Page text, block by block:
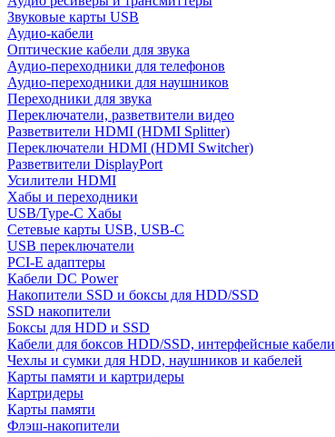
Звуковые карты USB
Аудио-кабели
Оптические кабели для звука
Аудио-переходники для телефонов
Аудио-переходники для наушников
Переходники для звука
Переключатели, разветвители видео
Разветвители HDMI (HDMI Splitter)
Переключатели HDMI (HDMI Switcher)
Разветвители DisplayPort
Усилители HDMI
Хабы и переходники
USB/Type-C Хабы
Сетевые карты USB, USB-C
USB переключатели
PCI-E адаптеры
Кабели DC Power
Накопители SSD и боксы для HDD/SSD
SSD накопители
Боксы для HDD и SSD
Кабели для боксов HDD/SSD, интерфейсные кабели
Чехлы и сумки для HDD, наушников и кабелей
Карты памяти и картридеры
Картридеры
Карты памяти
Флэш-накопители